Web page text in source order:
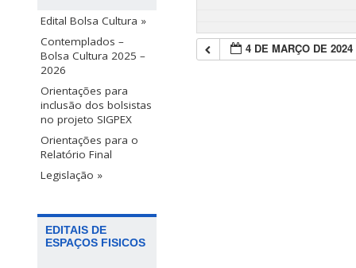
Edital Bolsa Cultura »
Contemplados –
Bolsa Cultura 2025 –
2026
Orientações para
inclusão dos bolsistas
no projeto SIGPEX
Orientações para o
Relatório Final
Legislação »
EDITAIS DE
ESPAÇOS FISICOS
4 DE MARÇO DE 2024